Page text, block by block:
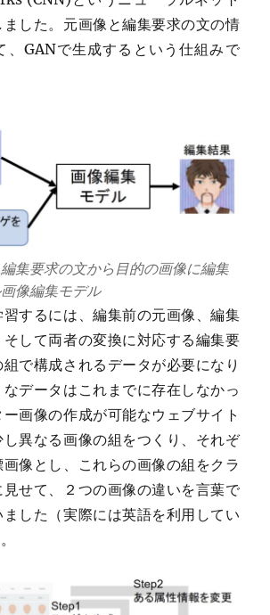
ました。元画像と編集要求の文の情
、GANで生成するという仕組みで
集要求の文から目的の画像に編集
像編集モデル
習するには、編集前の元画像、編集
して両者の変換に対応する編集要
で構成されるデータが必要になり
なデータはこれまでに存在しなかっ
画像の作成が可能なウェブサイト
し異なる画像の組をつくり、それぞ
像とし、これらの画像の組をクラ
見せて、２つの画像の違いを言葉で
した（実際には英語を利用してい